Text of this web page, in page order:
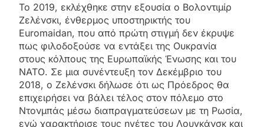
Το 2019, εκλέχθηκε στην εξουσία ο Βολοντιμίρ
Ζελένσκι, ένθερμος υποστηρικτής του
Euromaidan, που από πρώτη στιγμή δεν έκρυψε
πως φιλοδοξούσε να εντάξει της Ουκρανία
στους κόλπους της Ευρωπαϊκής Ένωσης και του
ΝΑΤΟ. Σε μια συνέντευξη τον Δεκέμβριο του
2018, ο Ζελένσκι δήλωσε ότι ως Πρόεδρος θα
επιχειρήσει να βάλει τέλος στον πόλεμο στο
Ντονμπάς μέσω διαπραγματεύσεων με τη Ρωσία,
ενώ χαρακτήρισε τους ηγέτες του Λουγκάνσκ και